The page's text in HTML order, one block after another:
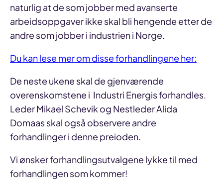
naturlig at de som jobber med avanserte
arbeidsoppgaver ikke skal bli hengende etter de
andre som jobber i industrien i Norge.
Du kan lese mer om disse forhandlingene her:
De neste ukene skal de gjenværende
overenskomstene i Industri Energis forhandles.
Leder Mikael Schevik og Nestleder Alida
Domaas skal også observere andre
forhandlinger i denne preioden.
Vi ønsker forhandlingsutvalgene lykke til med
forhandlingen som kommer!